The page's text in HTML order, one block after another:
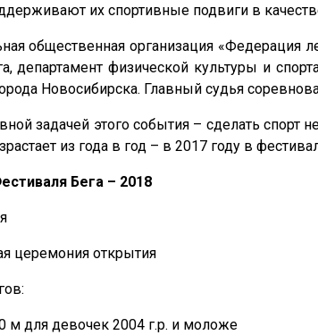
их спортивные подвиги в
общественная организация «Федерация
департамент физической культуры и
Новосибирска. Главный судья
задачей этого события – сделать
из года в год – в 2017 году в
Бега – 2018
церемония открытия
м для девочек 2004 г.р. и моложе